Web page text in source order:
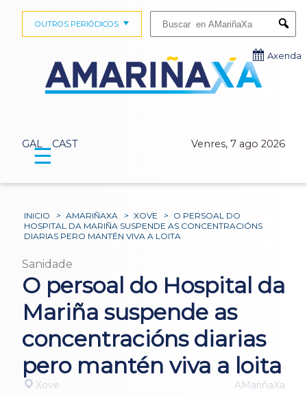
GAL CAST Venres, 7 ago 2026
OUTROS PERIÓDICOS
Axenda
☰
INICIO > AMARIÑAXA > XOVE > O PERSOAL DO
HOSPITAL DA MARIÑA SUSPENDE AS CONCENTRACIÓNS
DIARIAS PERO MANTÉN VIVA A LOITA
Sanidade
O persoal do Hospital da
Mariña suspende as
concentracións diarias
pero mantén viva a loita
Xove AMariñaXa